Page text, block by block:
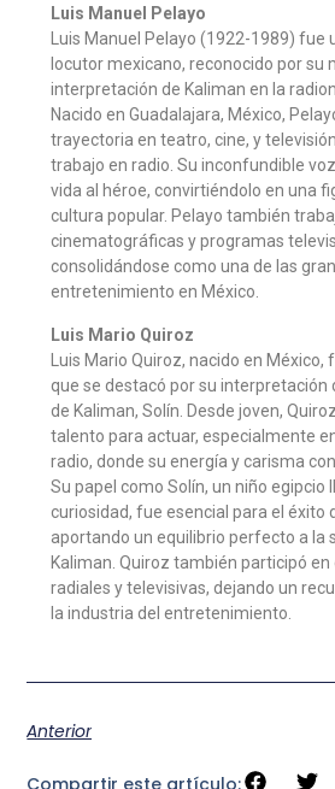
Luis Manuel Pelayo
Luis Manuel Pelayo (1922-1989) fue
locutor mexicano, reconocido por su
interpretación de Kaliman en la
Nacido en Guadalajara, México,
trayectoria en teatro, cine, y
trabajo en radio. Su inconfundible
vida al héroe, convirtiéndolo en una
cultura popular. Pelayo también
cinematográficas y programas
consolidándose como una de las
entretenimiento en México.
Luis Mario Quiroz
Luis Mario Quiroz, nacido en México,
que se destacó por su interpretación
de Kaliman, Solín. Desde joven,
talento para actuar, especialmente
radio, donde su energía y carisma
Su papel como Solín, un niño egipcio
curiosidad, fue esencial para el éxito
aportando un equilibrio perfecto a la
Kaliman. Quiroz también participó
radiales y televisivas, dejando un
la industria del entretenimiento.
Anterior